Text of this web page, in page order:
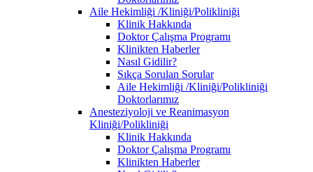
Aile Hekimliği /Kliniği/Polikliniği
Klinik Hakkında
Doktor Çalışma Programı
Klinikten Haberler
Nasıl Gidilir?
Sıkça Sorulan Sorular
Aile Hekimliği /Kliniği/Polikliniği
Doktorlarımız
Anesteziyoloji ve Reanimasyon
Kliniği/Polikliniği
Klinik Hakkında
Doktor Çalışma Programı
Klinikten Haberler